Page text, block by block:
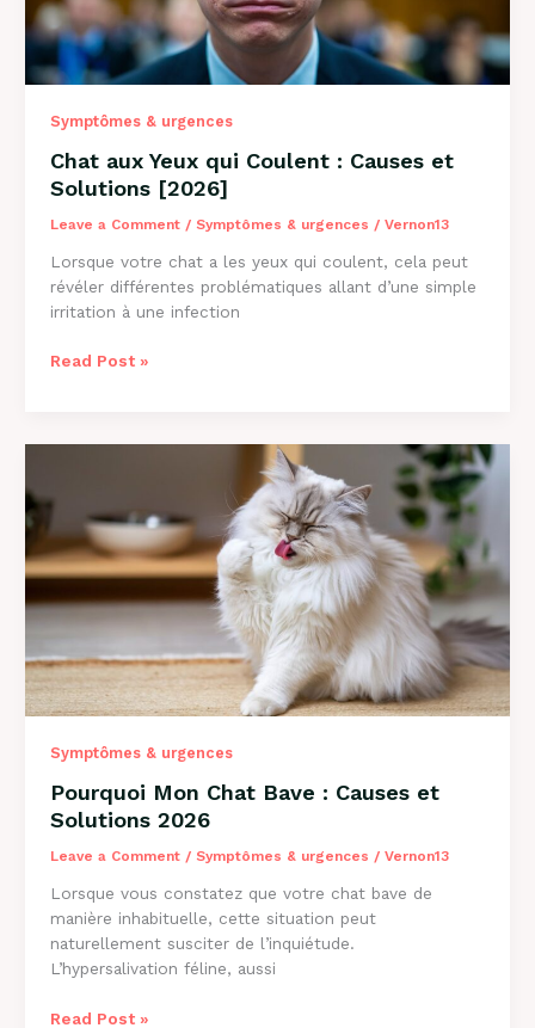
Symptômes & urgences
Chat aux Yeux qui Coulent : Causes et
Solutions [2026]
Leave a Comment / Symptômes & urgences / Vernon13
Lorsque votre chat a les yeux qui coulent, cela peut
révéler différentes problématiques allant d’une simple
irritation à une infection
Chat
Causes
et
Solutions
[2026]
Read Post »
Symptômes & urgences
Pourquoi Mon Chat Bave : Causes et
Solutions 2026
Leave a Comment / Symptômes & urgences / Vernon13
Lorsque vous constatez que votre chat bave de
manière inhabituelle, cette situation peut
naturellement susciter de l’inquiétude.
L’hypersalivation féline, aussi
Pourquoi
Read Post »